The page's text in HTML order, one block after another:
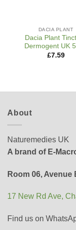
DACIA PLANT
Dacia Plant
Dermogent UK
£7.59
About
Naturemedies UK
A brand of E-
Room 06,
17 New Rd Ave,
Find us on